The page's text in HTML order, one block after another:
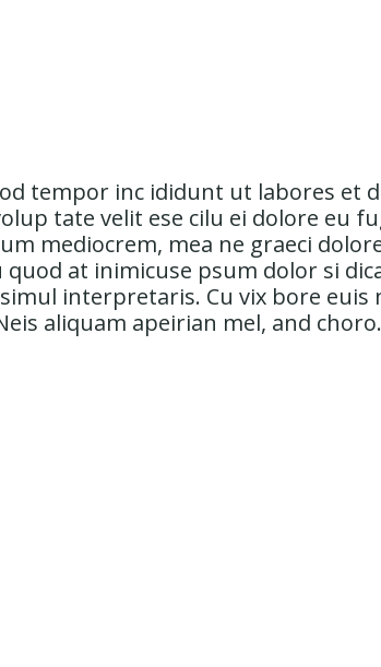
tempor inc ididunt ut labores et
tate velit ese cilu ei dolore eu
mediocrem, mea ne graeci
at inimicuse psum dolor si
interpretaris. Cu vix bore euis
aliquam apeirian mel, and choro.